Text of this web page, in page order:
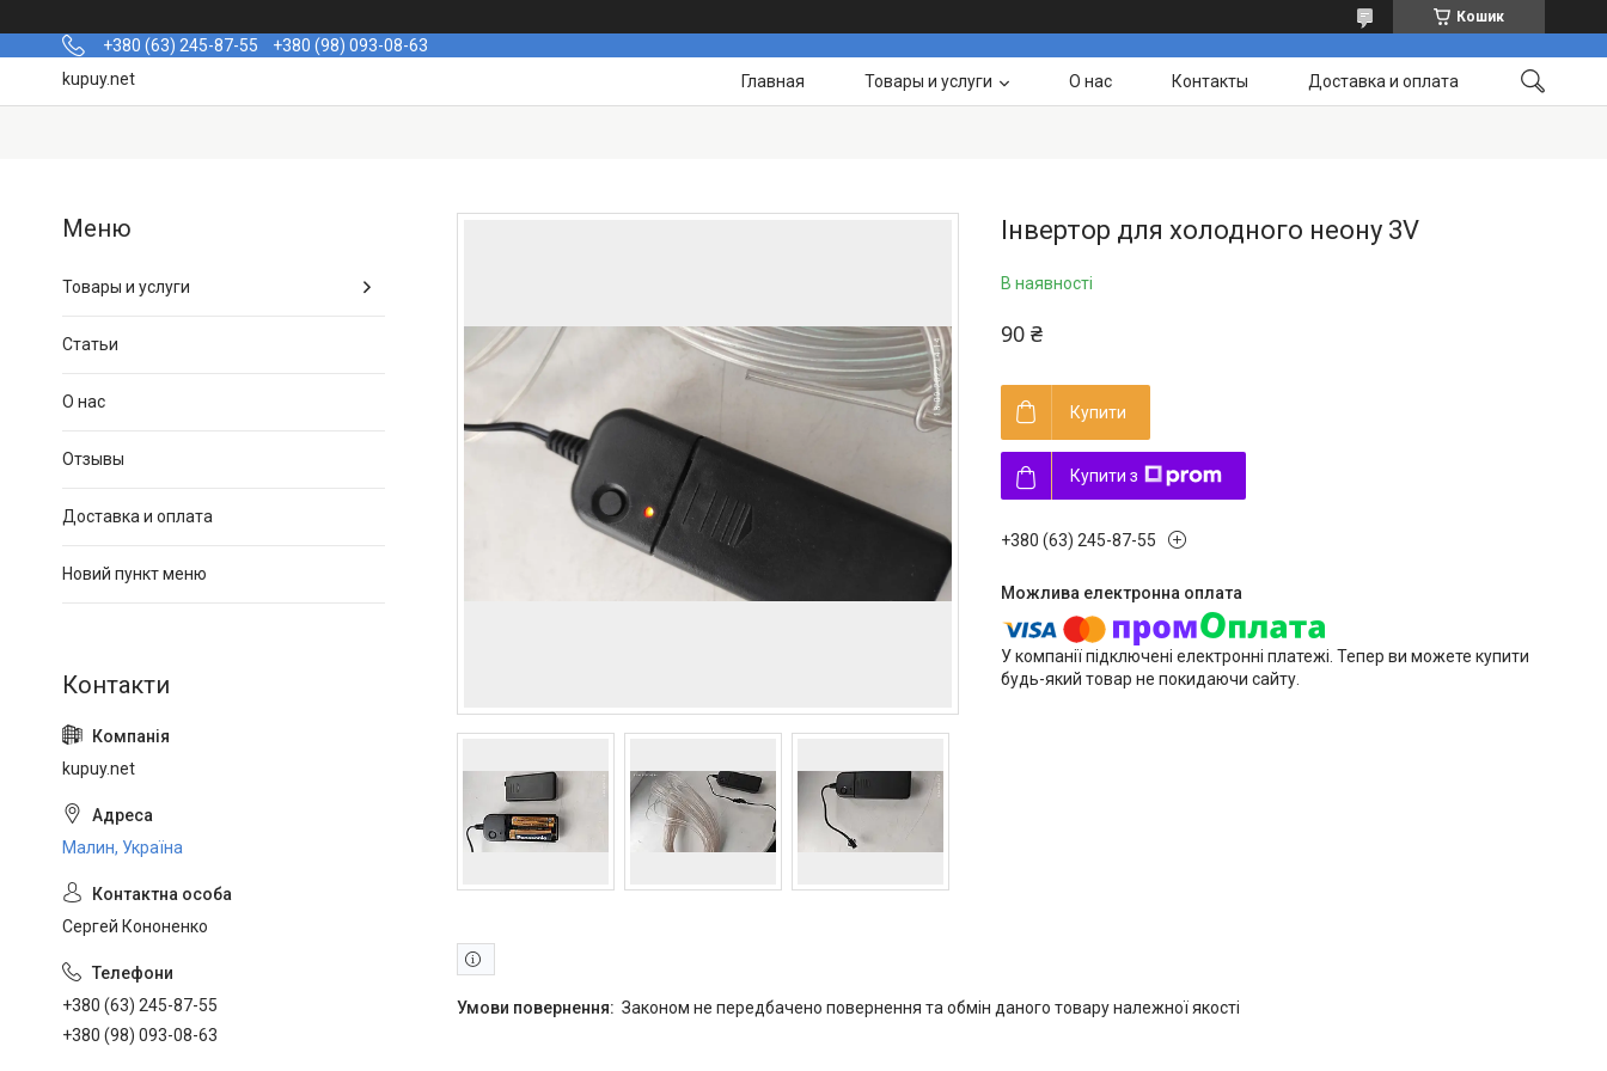
Кошик
+380 (63) 245-87-55
+380 (98) 093-08-63
kupuy.net
Главная Товары и услуги О нас Контакты Доставка и оплата
Інвертор для холодного неону 3V
В наявності
90 ₴
Купити
Купити з
+380 (63) 245-87-55
У компанії підключені електронні платежі. Тепер ви можете купити
будь-який товар не покидаючи сайту.
Законом не передбачено повернення та обмін даного товару належної якості
Товары и услуги
Статьи
О нас
Отзывы
Доставка и оплата
Новий пункт меню
kupuy.net
Малин, Україна
Сергей Кононенко
+380 (63) 245-87-55
+380 (98) 093-08-63